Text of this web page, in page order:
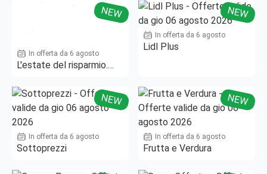
NEW
In offerta da 6 agosto
L'estate del risparmio.
NEW
In offerta da 6 agosto
Lidl Plus
NEW
In offerta da 6 agosto
Sottoprezzi
NEW
In offerta da 6 agosto
Frutta e Verdura